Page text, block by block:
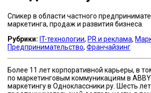
Спикер в области частного
маркетинга, продаж и развития бизнеса.
Рубрики: IT-технологии, PR и реклама,
Предпринимательство, Франчайзинг
Более 11 лет корпоративной карьеры, в
по маркетинговым коммуникациям в
маркетингу в Одноклассники.ру. Шесть